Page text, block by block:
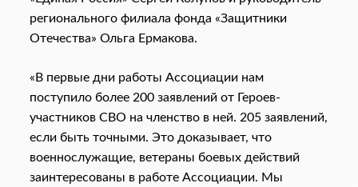
регионального филиала фонда «Защитники
Отечества» Ольга Ермакова.
«В первые дни работы Ассоциации нам
поступило более 200 заявлений от Героев-
участников СВО на членство в ней. 205 заявлений,
если быть точными. Это доказывает, что
военнослужащие, ветераны боевых действий
заинтересованы в работе Ассоциации. Мы